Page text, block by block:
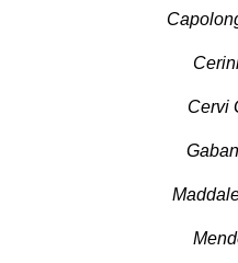
Cervi